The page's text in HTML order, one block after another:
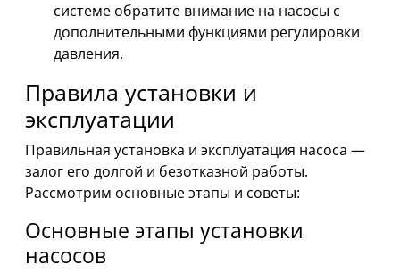
системе обратите внимание на насосы с
дополнительными функциями регулировки
давления.
Правила установки и
эксплуатации
Правильная установка и эксплуатация насоса —
залог его долгой и безотказной работы.
Рассмотрим основные этапы и советы:
Основные этапы установки
насосов